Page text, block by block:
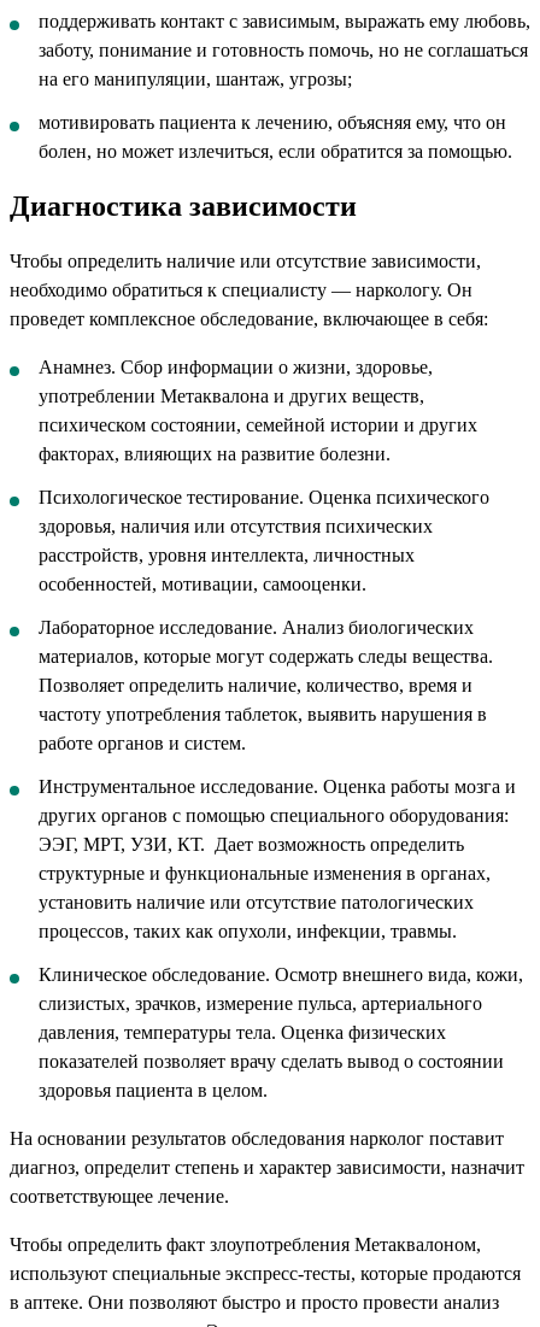
поддерживать контакт с зависимым, выражать ему любовь,
заботу, понимание и готовность помочь, но не соглашаться
на его манипуляции, шантаж, угрозы;
мотивировать пациента к лечению, объясняя ему, что он
болен, но может излечиться, если обратится за помощью.
Диагностика зависимости
Чтобы определить наличие или отсутствие зависимости,
необходимо обратиться к специалисту — наркологу. Он
проведет комплексное обследование, включающее в себя:
Анамнез. Сбор информации о жизни, здоровье,
употреблении Метаквалона и других веществ,
психическом состоянии, семейной истории и других
факторах, влияющих на развитие болезни.
Психологическое тестирование. Оценка психического
здоровья, наличия или отсутствия психических
расстройств, уровня интеллекта, личностных
особенностей, мотивации, самооценки.
Лабораторное исследование. Анализ биологических
материалов, которые могут содержать следы вещества.
Позволяет определить наличие, количество, время и
частоту употребления таблеток, выявить нарушения в
работе органов и систем.
Инструментальное исследование. Оценка работы мозга и
других органов с помощью специального оборудования:
ЭЭГ, МРТ, УЗИ, КТ. Дает возможность определить
структурные и функциональные изменения в органах,
установить наличие или отсутствие патологических
процессов, таких как опухоли, инфекции, травмы.
Клиническое обследование. Осмотр внешнего вида, кожи,
слизистых, зрачков, измерение пульса, артериального
давления, температуры тела. Оценка физических
показателей позволяет врачу сделать вывод о состоянии
здоровья пациента в целом.
На основании результатов обследования нарколог поставит
диагноз, определит степень и характер зависимости, назначит
соответствующее лечение.
Чтобы определить факт злоупотребления Метаквалоном,
используют специальные экспресс-тесты, которые продаются
в аптеке. Они позволяют быстро и просто провести анализ